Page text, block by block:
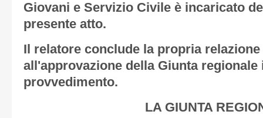
Giovani e Servizio Civile è incaricato
presente atto.
Il relatore conclude la propria
all'approvazione della Giunta regionale
provvedimento.
LA GIUNTA